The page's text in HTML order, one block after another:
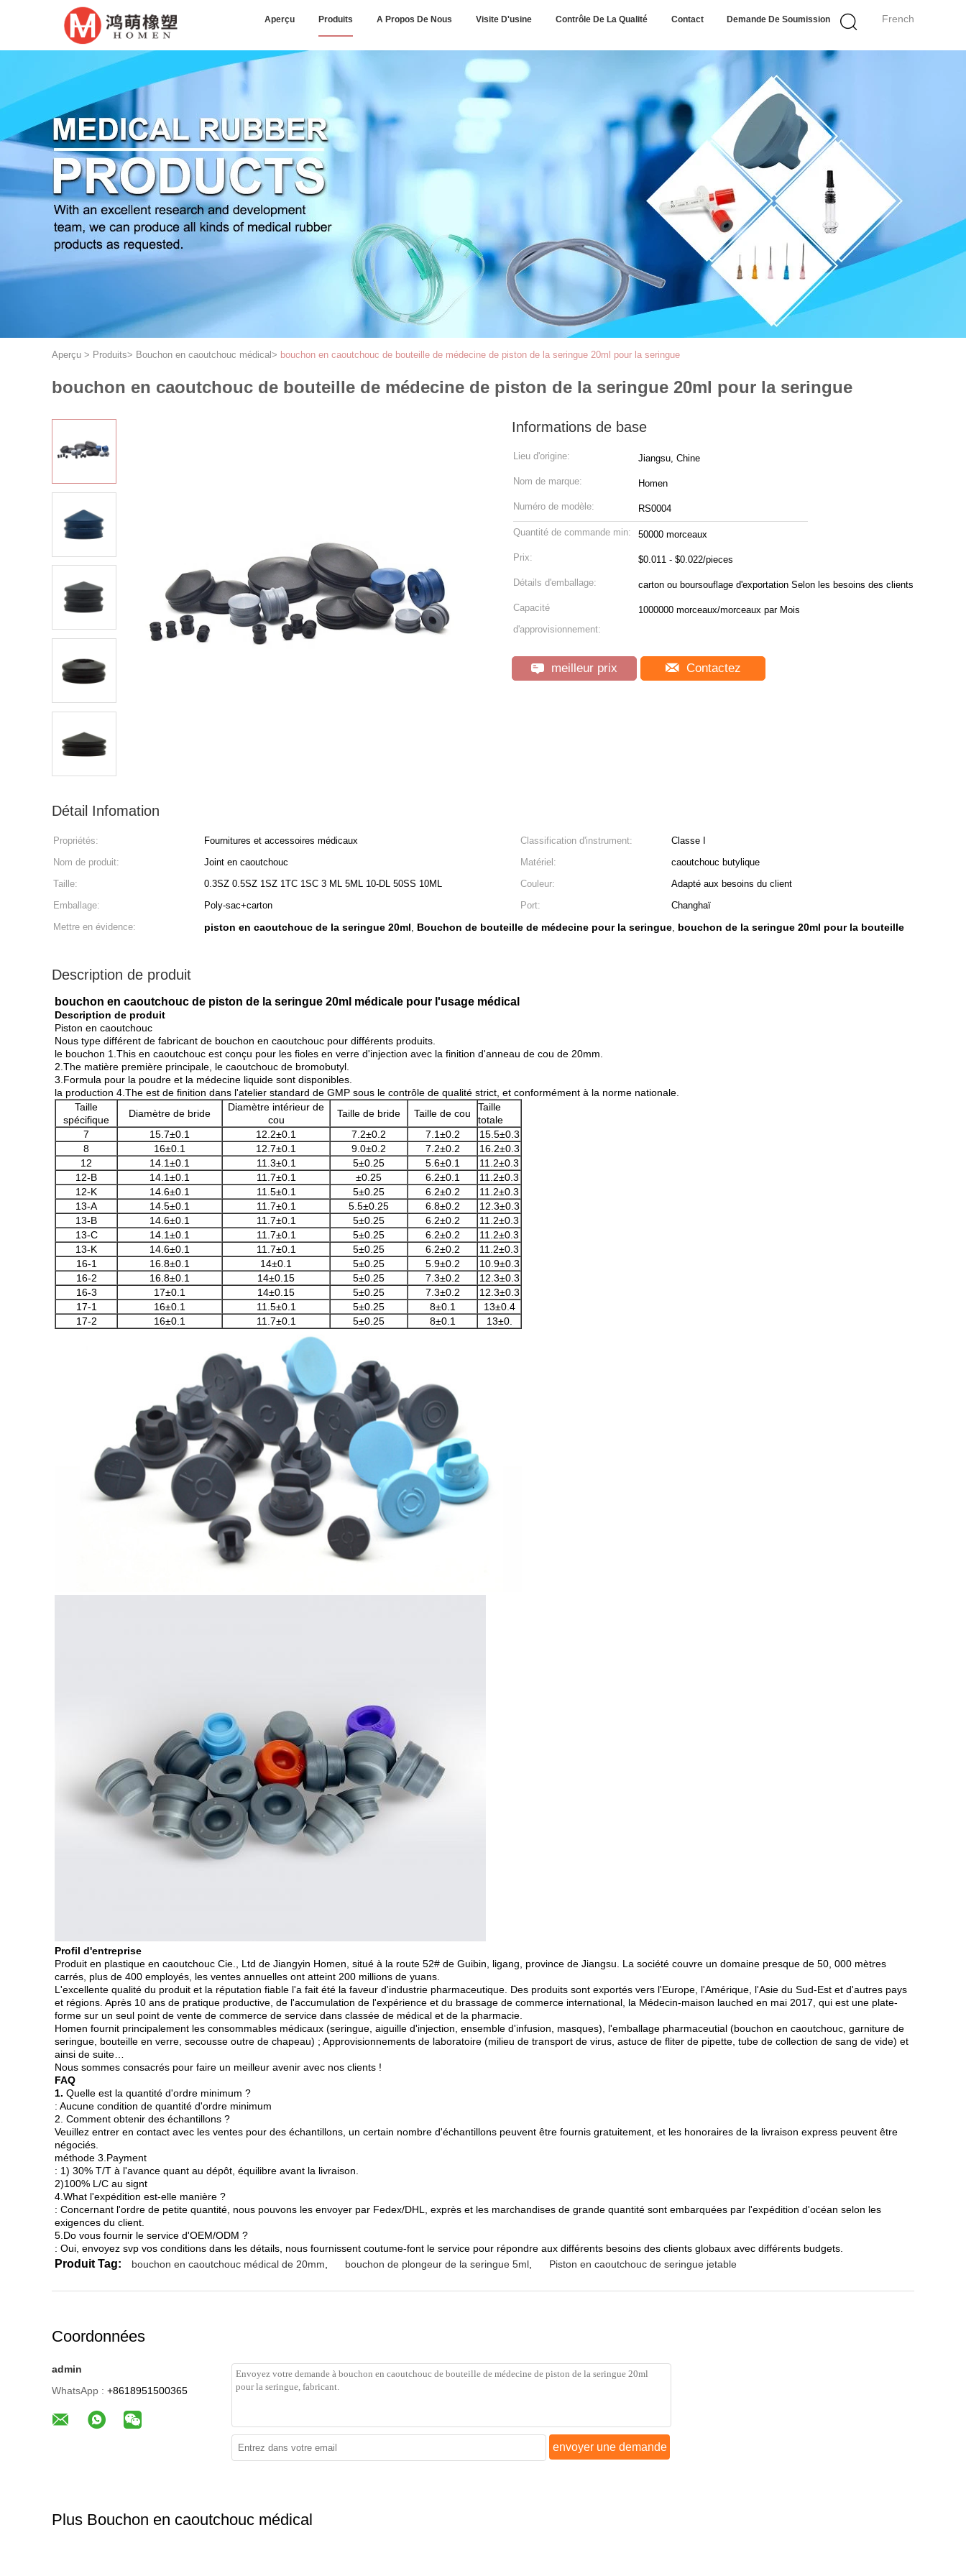
French
Aperçu Produits A Propos De Nous Visite D'usine Contrôle De La Qualité Contact Demande De Soumission
Aperçu > Produits> Bouchon en caoutchouc médical > bouchon en caoutchouc de bouteille de médecine de piston de la seringue 20ml pour la seringue
bouchon en caoutchouc de bouteille de médecine de piston de la seringue 20ml pour la seringue
Informations de base
Lieu d'origine: Jiangsu, Chine
Nom de marque: Homen
Numéro de modèle: RS0004
Quantité de commande min: 50000 morceaux
Prix: $0.011 - $0.022/pieces
Détails d'emballage: carton ou boursouflage d'exportation Selon les besoins des clients
Capacité
d'approvisionnement:
1000000 morceaux/morceaux par Mois
meilleur prix Contactez
Détail Infomation
Propriétés: Fournitures et accessoires médicaux Classification d'instrument:
Classe I
Nom de produit:
Joint en caoutchouc Matériel:
caoutchouc butylique
Taille:
0.3SZ 0.5SZ 1SZ 1TC 1SC 3 ML 5ML 10-DL 50SS 10ML Couleur:
Adapté aux besoins du client
Emballage:
Poly-sac+carton Port:
Changhaï
Mettre en évidence:
piston en caoutchouc de la seringue 20ml, Bouchon de bouteille de médecine pour la seringue, bouchon de la seringue 20ml pour la bouteille
Description de produit
bouchon en caoutchouc de piston de la seringue 20ml médicale pour l'usage médical
Description de produit
Piston en caoutchouc
Nous type différent de fabricant de bouchon en caoutchouc pour différents produits.
le bouchon 1.This en caoutchouc est conçu pour les fioles en verre d'injection avec la finition d'anneau de cou de 20mm.
2.The matière première principale, le caoutchouc de bromobutyl.
3.Formula pour la poudre et la médecine liquide sont disponibles.
la production 4.The est de finition dans l'atelier standard de GMP sous le contrôle de qualité strict, et conformément à la norme nationale.
Taille
spécifique
Diamètre de bride
Diamètre intérieur de
cou
Taille de bride Taille de cou
Taille
totale
7
15.7±0.1 12.2±0.1 7.2±0.2 7.1±0.2
15.5±0.3
8
16±0.1 12.7±0.1 9.0±0.2 7.2±0.2
16.2±0.3
12
14.1±0.1 11.3±0.1 5±0.25 5.6±0.1
11.2±0.3
12-B
14.1±0.1 11.7±0.1 ±0.25 6.2±0.1
11.2±0.3
12-K
14.6±0.1 11.5±0.1 5±0.25 6.2±0.2
11.2±0.3
13-A
14.5±0.1 11.7±0.1 5.5±0.25 6.8±0.2
12.3±0.3
13-B
14.6±0.1 11.7±0.1 5±0.25 6.2±0.2
11.2±0.3
13-C
14.1±0.1 11.7±0.1 5±0.25 6.2±0.2
11.2±0.3
13-K
14.6±0.1 11.7±0.1 5±0.25 6.2±0.2
11.2±0.3
16-1
16.8±0.1 14±0.1 5±0.25 5.9±0.2
10.9±0.3
16-2
16.8±0.1 14±0.15 5±0.25 7.3±0.2
12.3±0.3
16-3
17±0.1 14±0.15 5±0.25 7.3±0.2
12.3±0.3
17-1
16±0.1 11.5±0.1 5±0.25 8±0.1
13±0.4
17-2
16±0.1 11.7±0.1 5±0.25 8±0.1 13±0.
Profil d'entreprise
Produit en plastique en caoutchouc Cie., Ltd de Jiangyin Homen, situé à la route 52# de Guibin, ligang, province de Jiangsu. La société couvre un domaine presque de 50, 000 mètres
carrés, plus de 400 employés, les ventes annuelles ont atteint 200 millions de yuans.
L'excellente qualité du produit et la réputation fiable l'a fait été la faveur d'industrie pharmaceutique. Des produits sont exportés vers l'Europe, l'Amérique, l'Asie du Sud-Est et d'autres pays
et régions. Après 10 ans de pratique productive, de l'accumulation de l'expérience et du brassage de commerce international, la Médecin-maison lauched en mai 2017, qui est une plate-
forme sur un seul point de vente de commerce de service dans classée de médical et de la pharmacie.
Homen fournit principalement les consommables médicaux (seringue, aiguille d'injection, ensemble d'infusion, masques), l'emballage pharmaceutial (bouchon en caoutchouc, garniture de
seringue, bouteille en verre, secousse outre de chapeau) ; Approvisionnements de laboratoire (milieu de transport de virus, astuce de fliter de pipette, tube de collection de sang de vide) et
ainsi de suite…
Nous sommes consacrés pour faire un meilleur avenir avec nos clients !
FAQ
1. Quelle est la quantité d'ordre minimum ?
: Aucune condition de quantité d'ordre minimum
2. Comment obtenir des échantillons ?
Veuillez entrer en contact avec les ventes pour des échantillons, un certain nombre d'échantillons peuvent être fournis gratuitement, et les honoraires de la livraison express peuvent être
négociés.
méthode 3.Payment
: 1) 30% T/T à l'avance quant au dépôt, équilibre avant la livraison.
2)100% L/C au signt
4.What l'expédition est-elle manière ?
: Concernant l'ordre de petite quantité, nous pouvons les envoyer par Fedex/DHL, exprès et les marchandises de grande quantité sont embarquées par l'expédition d'océan selon les
exigences du client.
5.Do vous fournir le service d'OEM/ODM ?
: Oui, envoyez svp vos conditions dans les détails, nous fournissent coutume-font le service pour répondre aux différents besoins des clients globaux avec différents budgets.
Produit Tag: bouchon en caoutchouc médical de 20mm bouchon de plongeur de la seringue 5ml Piston en caoutchouc de seringue jetable
Coordonnées
admin
WhatsApp : +8618951500365
envoyer une demande
Plus Bouchon en caoutchouc médical